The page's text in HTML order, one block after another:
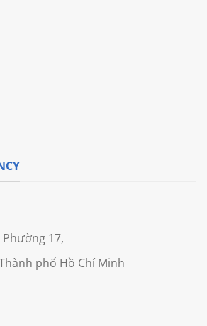
17,
phố Hồ Chí Minh